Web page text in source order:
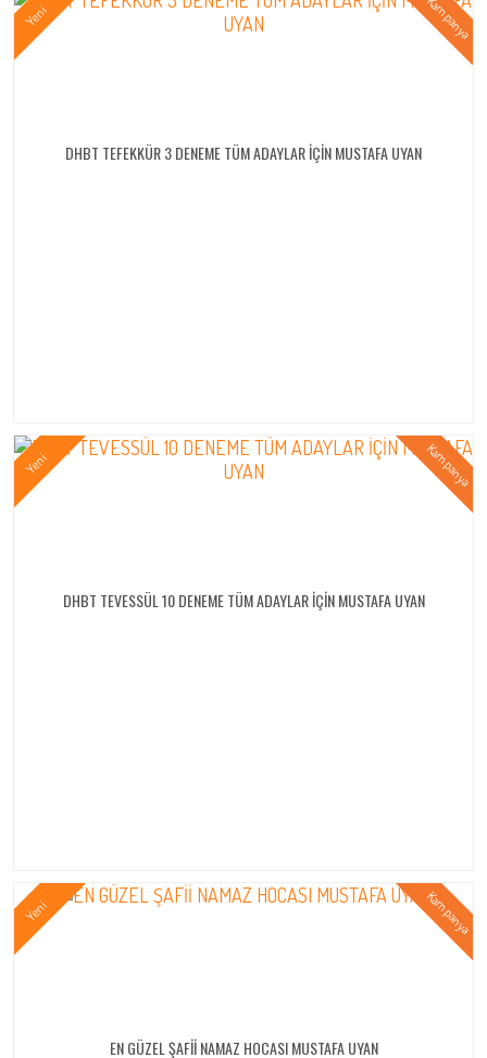
DHBT TEFEKKÜR 3 DENEME TÜM ADAYLAR İÇİN MUSTAFA UYAN
DHBT TEVESSÜL 10 DENEME TÜM ADAYLAR İÇİN MUSTAFA UYAN
EN GÜZEL ŞAFİİ NAMAZ HOCASI MUSTAFA UYAN